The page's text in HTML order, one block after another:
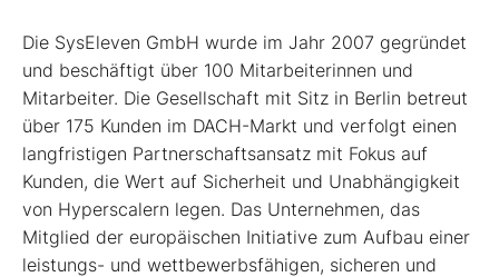
Die SysEleven GmbH wurde im Jahr 2007 gegründet
und beschäftigt über 100 Mitarbeiterinnen und
Mitarbeiter. Die Gesellschaft mit Sitz in Berlin betreut
über 175 Kunden im DACH-Markt und verfolgt einen
langfristigen Partnerschaftsansatz mit Fokus auf
Kunden, die Wert auf Sicherheit und Unabhängigkeit
von Hyperscalern legen. Das Unternehmen, das
Mitglied der europäischen Initiative zum Aufbau einer
leistungs- und wettbewerbsfähigen, sicheren und